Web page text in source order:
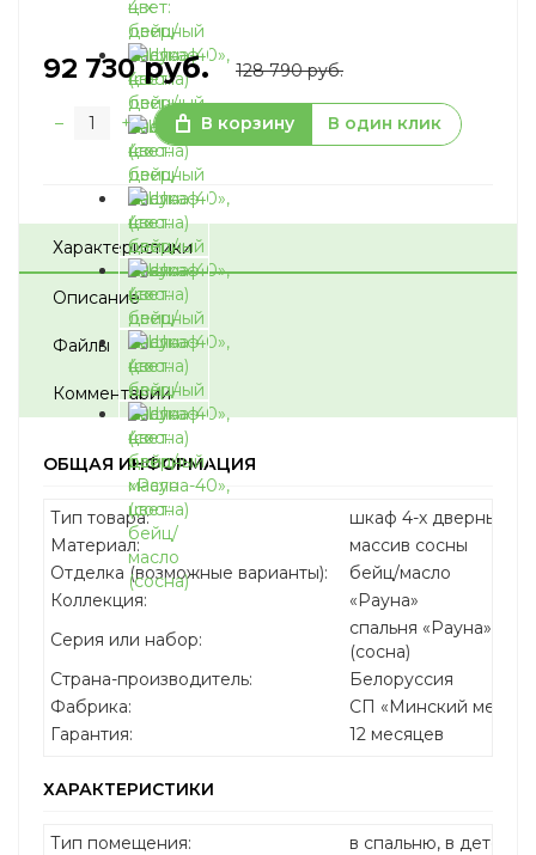
92 730руб. 128 790 руб.
– + В корзину В один клик
Характеристики
Описание
Файлы
Комментарии
ОБЩАЯ ИНФОРМАЦИЯ
Тип товара:
шкаф 4-х дверный
Материал:
массив сосны
Отделка (возможные варианты):
бейц/масло
Коллекция:
«Рауна»
Серия или набор:
спальня «Рауна»:
(сосна)
Страна-производитель:
Белоруссия
Фабрика:
СП «Минский
Гарантия:
12 месяцев
ХАРАКТЕРИСТИКИ
Тип помещения:
в спальню, в детскую